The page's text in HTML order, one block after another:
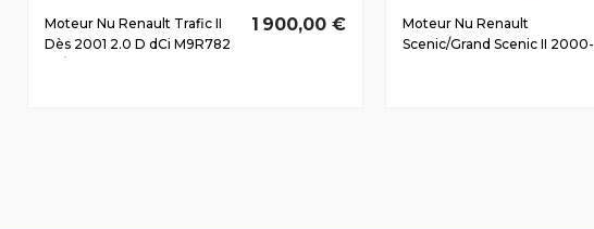
Moteur Nu Renault Trafic II
Dès 2001 2.0 D dCi M9R782
1 900,00 €
Moteur Nu Renault
Scenic/Grand Scenic II 2000-